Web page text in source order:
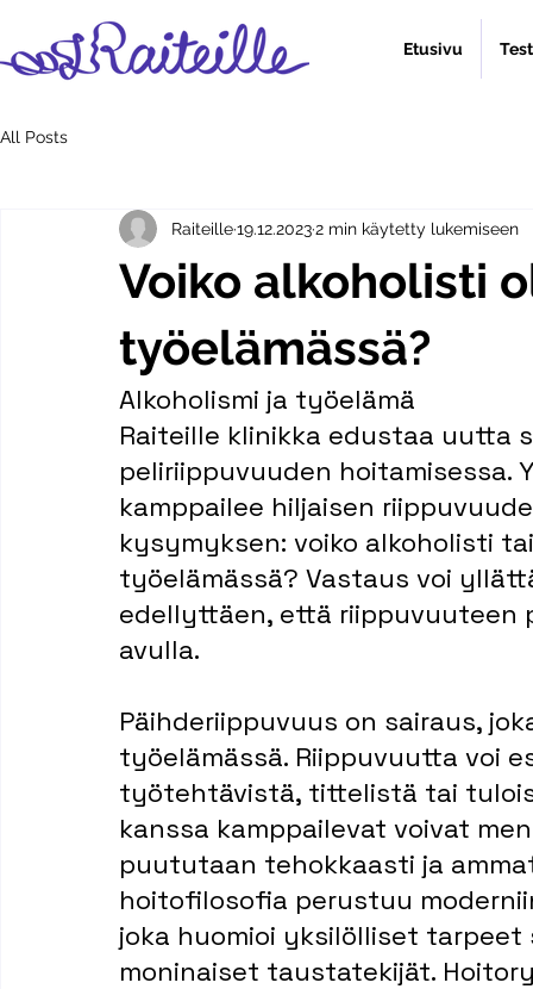
Etusivu
All Posts
Voiko alkoholisti
työelämässä?
Raiteille19.12.20232 min käytetty lukemiseen
Alkoholismi ja työelämä
Raiteille klinikka edustaa uutta
peliriippuvuuden hoitamisessa.
kamppailee hiljaisen
kysymyksen: voiko alkoholisti
työelämässä? Vastaus voi
edellyttäen, että riippuvuuteen
avulla.
Päihderiippuvuus on sairaus,
työelämässä. Riippuvuutta voi
työtehtävistä, tittelistä tai
kanssa kamppailevat voivat
puututaan tehokkaasti ja
hoitofilosofia perustuu
joka huomioi yksilölliset
moninaiset taustatekijät.